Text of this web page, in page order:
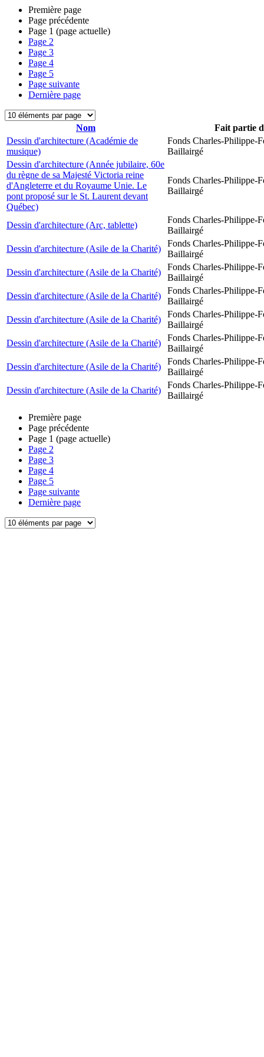
Première page
Page précédente
Page 1 (page actuelle)
Page 2
Page 3
Page 4
Page 5
Page suivante
Dernière page
Nom
Fait partie
Dessin d'architecture (Académie de
musique)
Fonds Charles-Philippe-
Baillairgé
Dessin d'architecture (Année jubilaire, 60e
du règne de sa Majesté Victoria reine
d'Angleterre et du Royaume Unie. Le
pont proposé sur le St. Laurent devant
Québec)
Fonds Charles-Philippe-
Baillairgé
Dessin d'architecture (Arc, tablette)
Fonds Charles-Philippe-
Baillairgé
Dessin d'architecture (Asile de la Charité)
Fonds Charles-Philippe-
Baillairgé
Dessin d'architecture (Asile de la Charité)
Fonds Charles-Philippe-
Baillairgé
Dessin d'architecture (Asile de la Charité)
Fonds Charles-Philippe-
Baillairgé
Dessin d'architecture (Asile de la Charité)
Fonds Charles-Philippe-
Baillairgé
Dessin d'architecture (Asile de la Charité)
Fonds Charles-Philippe-
Baillairgé
Dessin d'architecture (Asile de la Charité)
Fonds Charles-Philippe-
Baillairgé
Dessin d'architecture (Asile de la Charité)
Fonds Charles-Philippe-
Baillairgé
Première page
Page précédente
Page 1 (page actuelle)
Page 2
Page 3
Page 4
Page 5
Page suivante
Dernière page